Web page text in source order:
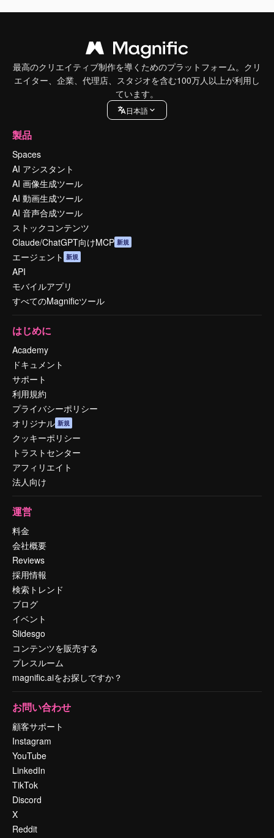
最高のクリエイティブ制作を導くためのプラットフォーム。クリ
エイター、企業、代理店、スタジオを含む100万人以上が利用し
ています。
日本語
製品
Spaces
AI アシスタント
AI 画像生成ツール
AI 動画生成ツール
AI 音声合成ツール
ストックコンテンツ
Claude/ChatGPT向けMCP 新規
エージェント 新規
API
モバイルアプリ
すべてのMagnificツール
はじめに
Academy
ドキュメント
サポート
利用規約
プライバシーポリシー
オリジナル 新規
クッキーポリシー
トラストセンター
アフィリエイト
法人向け
運営
料金
会社概要
Reviews
採用情報
検索トレンド
ブログ
イベント
Slidesgo
コンテンツを販売する
プレスルーム
magnific.aiをお探しですか？
お問い合わせ
顧客サポート
Instagram
YouTube
LinkedIn
TikTok
Discord
X
Reddit